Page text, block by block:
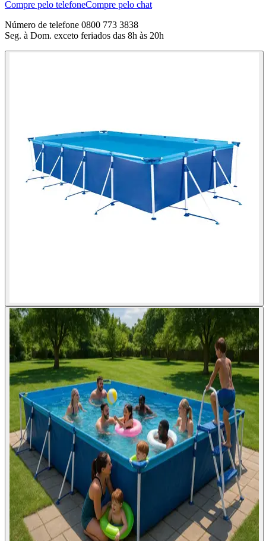
Compre pelo telefoneCompre pelo chat
Número de telefone 0800 773 3838
Seg. à Dom. exceto feriados das 8h às 20h